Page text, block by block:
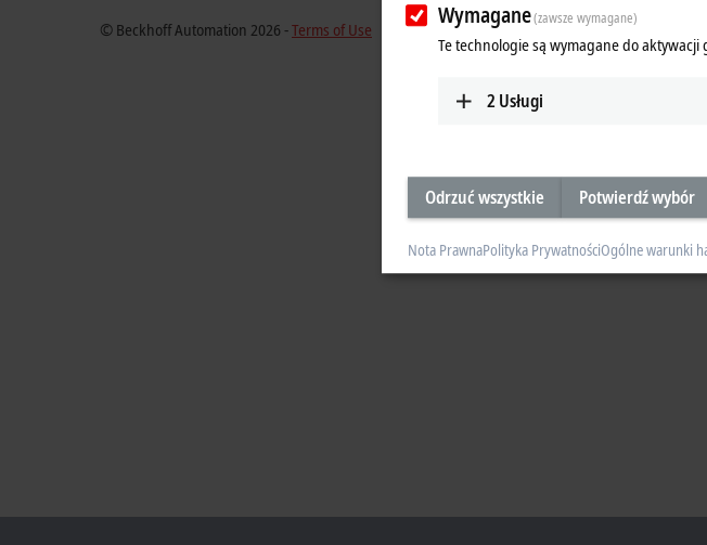
© Beckhoff Automation 2026 -Terms of Use Wymagane(zawsze wymagane)
Te technologie są wymagane do aktywacji
2 Usługi
Odrzuć wszystkie Potwierdź wybór
Nota PrawnaPolityka PrywatnościOgólne warunki